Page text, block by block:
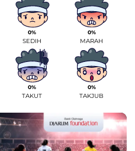
0%
SEDIH
0%
MARAH
0%
TAKUT
0%
TAKJUB